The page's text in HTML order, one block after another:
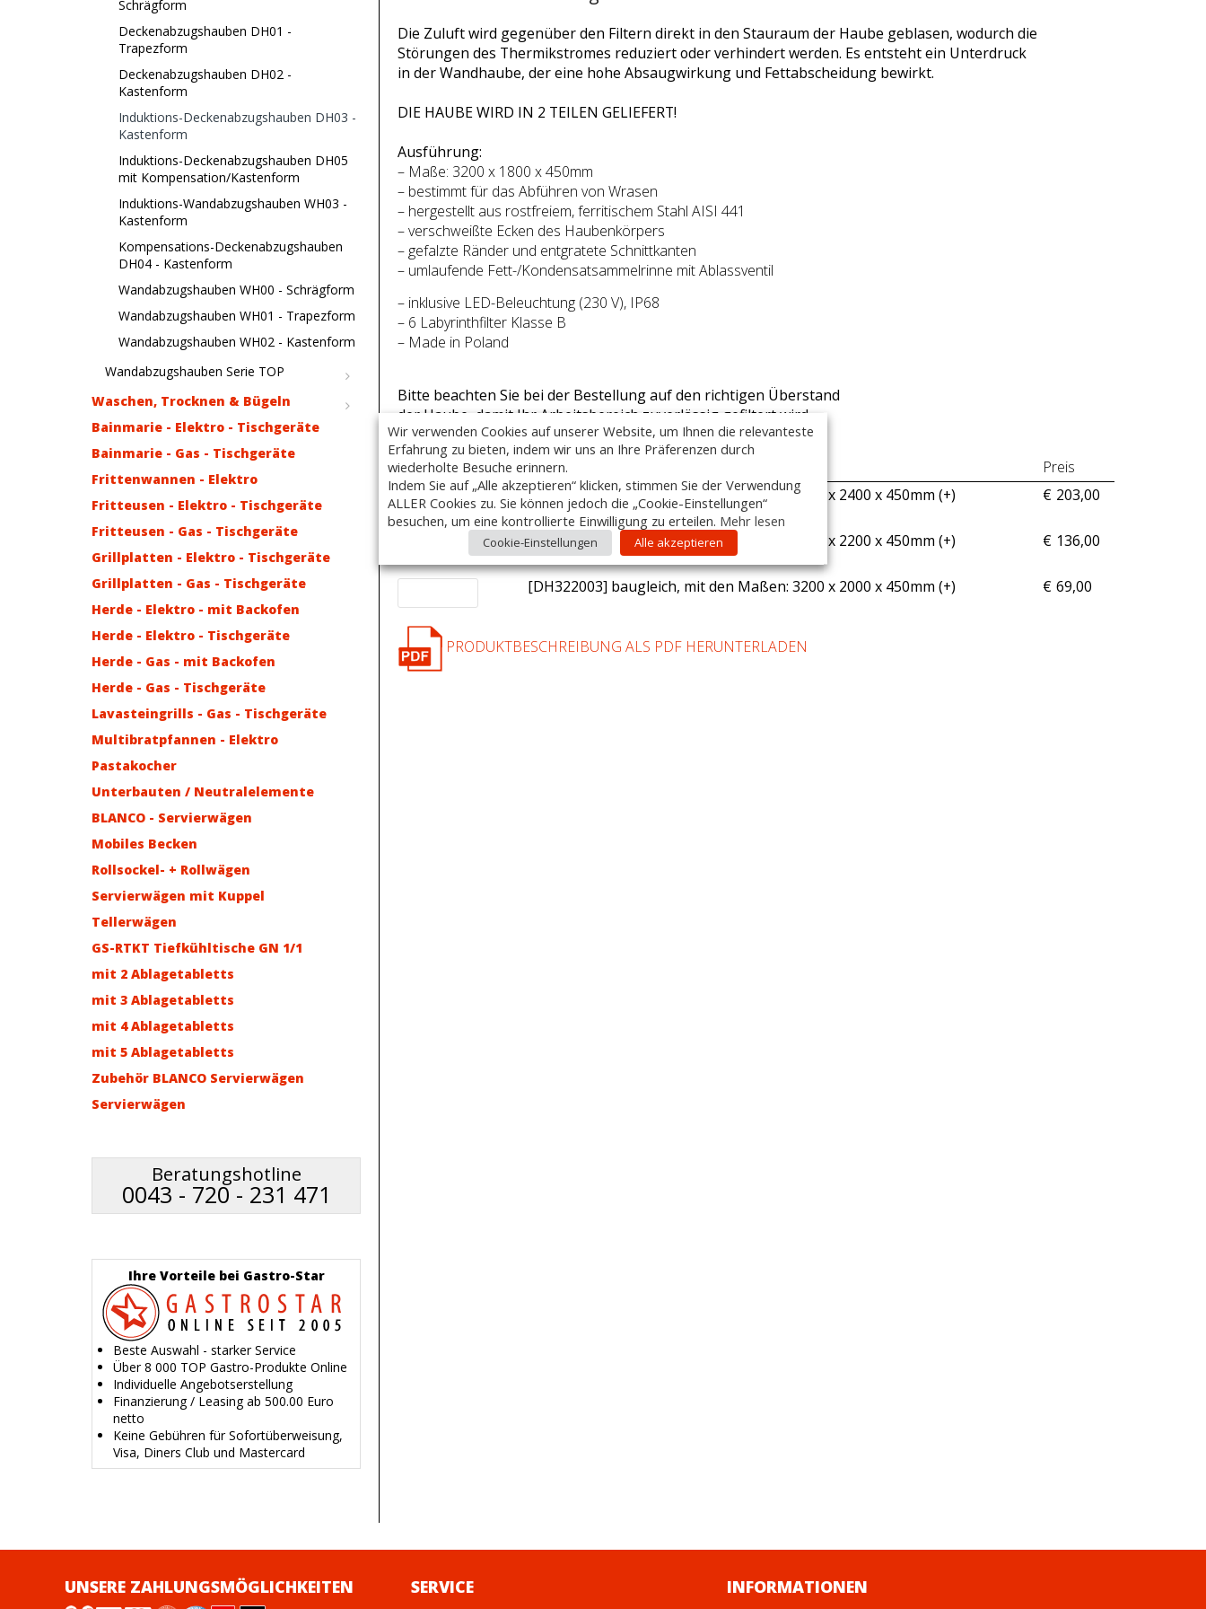
Die Zuluft wird gegenüber den Filtern direkt in den Stauraum der Haube geblasen, wodurch die
Störungen des Thermikstromes reduziert oder verhindert werden. Es entsteht ein Unterdruck
in der Wandhaube, der eine hohe Absaugwirkung und Fettabscheidung bewirkt.
DIE HAUBE WIRD IN 2 TEILEN GELIEFERT!
Ausführung:
– Maße: 3200 x 1800 x 450mm
– bestimmt für das Abführen von Wrasen
– hergestellt aus rostfreiem, ferritischem Stahl AISI 441
– verschweißte Ecken des Haubenkörpers
– gefalzte Ränder und entgratete Schnittkanten
– umlaufende Fett-/Kondensatsammelrinne mit Ablassventil
– inklusive LED-Beleuchtung (230 V), IP68
– 6 Labyrinthfilter Klasse B
– Made in Poland
Bitte beachten Sie bei der Bestellung auf den richtigen Überstand
der Haube, damit Ihr Arbeitsbereich zuverlässig gefiltert wird.
Zubehör:
Anzahl
[Art.Nr.] Artikelname
Preis
[DH322403] baugleich, mit den Maßen: 3200 x 2400 x 450mm (+
€ 203,00
)
[DH322203] baugleich, mit den Maßen: 3200 x 2200 x 450mm (+ € 136,00
)
[DH322003] baugleich, mit den Maßen: 3200 x 2000 x 450mm (+ € 69,00
)
PRODUKTBESCHREIBUNG ALS PDF HERUNTERLADEN
Schrägform
Deckenabzugshauben DH01 -
Trapezform
Deckenabzugshauben DH02 -
Kastenform
Induktions-Deckenabzugshauben DH03 -
Kastenform
Induktions-Deckenabzugshauben DH05
mit Kompensation/Kastenform
Induktions-Wandabzugshauben WH03 -
Kastenform
Kompensations-Deckenabzugshauben
DH04 - Kastenform
Wandabzugshauben WH00 - Schrägform
Wandabzugshauben WH01 - Trapezform
Wandabzugshauben WH02 - Kastenform
Wandabzugshauben Serie TOP
Waschen, Trocknen & Bügeln
Bainmarie - Elektro - Tischgeräte
Bainmarie - Gas - Tischgeräte
Frittenwannen - Elektro
Fritteusen - Elektro - Tischgeräte
Fritteusen - Gas - Tischgeräte
Grillplatten - Elektro - Tischgeräte
Grillplatten - Gas - Tischgeräte
Herde - Elektro - mit Backofen
Herde - Elektro - Tischgeräte
Herde - Gas - mit Backofen
Herde - Gas - Tischgeräte
Lavasteingrills - Gas - Tischgeräte
Multibratpfannen - Elektro
Pastakocher
Unterbauten / Neutralelemente
BLANCO - Servierwägen
Mobiles Becken
Rollsockel- + Rollwägen
Servierwägen mit Kuppel
Tellerwägen
GS-RTKT Tiefkühltische GN 1/1
mit 2 Ablagetabletts
mit 3 Ablagetabletts
mit 4 Ablagetabletts
mit 5 Ablagetabletts
Zubehör BLANCO Servierwägen
Servierwägen
Beratungshotline
0043 - 720 - 231 471
Ihre Vorteile bei Gastro-Star
Beste Auswahl - starker Service
Über 8 000 TOP Gastro-Produkte Online
Individuelle Angebotserstellung
Finanzierung / Leasing ab 500.00 Euro
netto
Keine Gebühren für Sofortüberweisung,
Visa, Diners Club und Mastercard
UNSERE ZAHLUNGSMÖGLICHKEITEN SERVICE INFORMATIONEN
Wir verwenden Cookies auf unserer Website, um Ihnen die relevanteste
Erfahrung zu bieten, indem wir uns an Ihre Präferenzen durch
wiederholte Besuche erinnern.
Indem Sie auf „Alle akzeptieren“ klicken, stimmen Sie der Verwendung
ALLER Cookies zu. Sie können jedoch die „Cookie-Einstellungen“
besuchen, um eine kontrollierte Einwilligung zu erteilen. Mehr lesen
Cookie-Einstellungen Alle akzeptieren